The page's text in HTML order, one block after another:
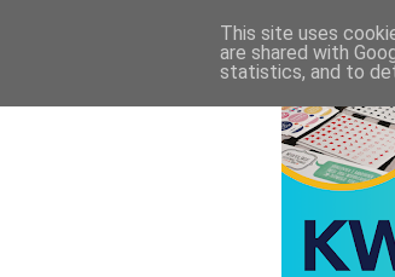
This site uses
are shared with
statistics, and to